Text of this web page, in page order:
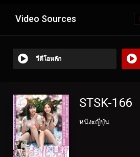
Video Sources
วีดีโอหลัก
STSK-166
หนังxญี่ปุ่น